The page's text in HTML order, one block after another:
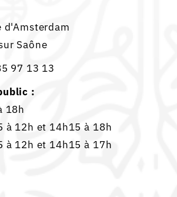
d'Amsterdam
Saône
97 13 13
:
18h
à 12h et 14h15 à 18h
à 12h et 14h15 à 17h